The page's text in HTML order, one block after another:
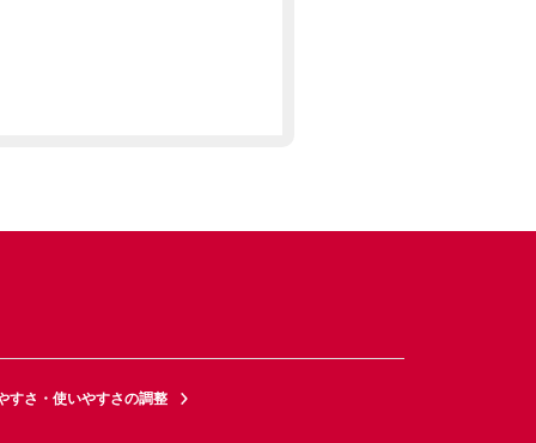
すさ・使いやすさの調整